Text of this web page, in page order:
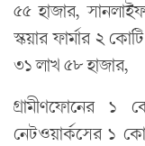
৫৫ হাজার,
স্কয়ার ফার্মার ২
৩১ লাখ ৫৮ হাজার,
গ্রামীণফোনের
নেটওয়ার্কসের ১